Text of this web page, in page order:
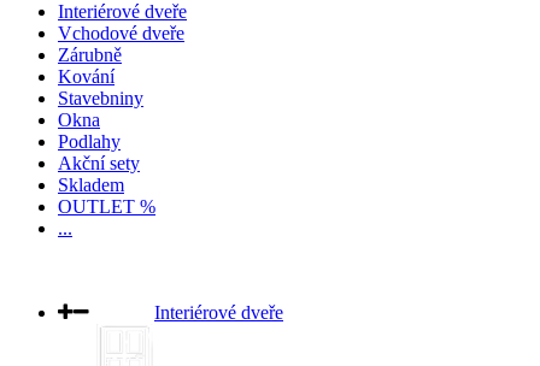
Interiérové dveře
Vchodové dveře
Zárubně
Kování
Stavebniny
Okna
Podlahy
Akční sety
Skladem
OUTLET %
...
Interiérové dveře